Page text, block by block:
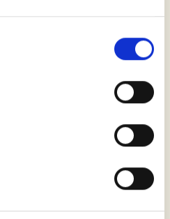
del paziente.
ricerche e studi clinici